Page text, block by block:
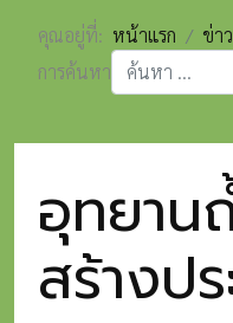
คุณอยู่ที่: หน้าแรก ข่า
การค้นหา
อุทยาน
สร้างป